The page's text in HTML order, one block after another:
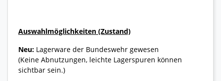
Auswahlmöglichkeiten (Zustand)
Neu: Lagerware der Bundeswehr gewesen
(Keine Abnutzungen, leichte Lagerspuren können
sichtbar sein.)